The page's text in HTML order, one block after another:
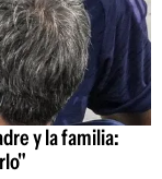
y la familia: